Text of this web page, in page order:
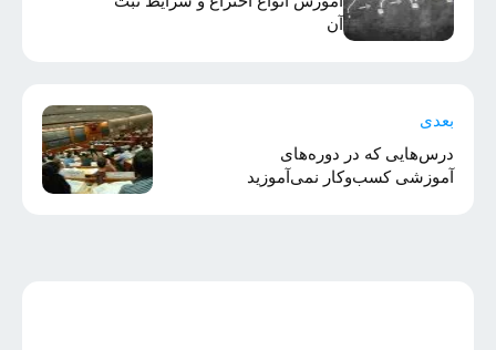
آن
بعدی
درس‌هایی که در دوره‌های
آموزشی کسب‌وکار نمی‌آموزید